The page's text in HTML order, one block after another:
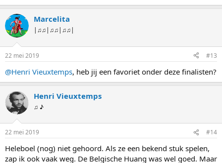
Marcelita
|♫♫|♫♫|♫♫|
22 mei 2019 #13
@Henri Vieuxtemps, heb jij een favoriet onder deze finalisten?
Henri Vieuxtemps
♫ ♪
22 mei 2019 #14
Heleboel (nog) niet gehoord. Als ze een bekend stuk spelen,
zap ik ook vaak weg. De Belgische Huang was wel goed. Maar